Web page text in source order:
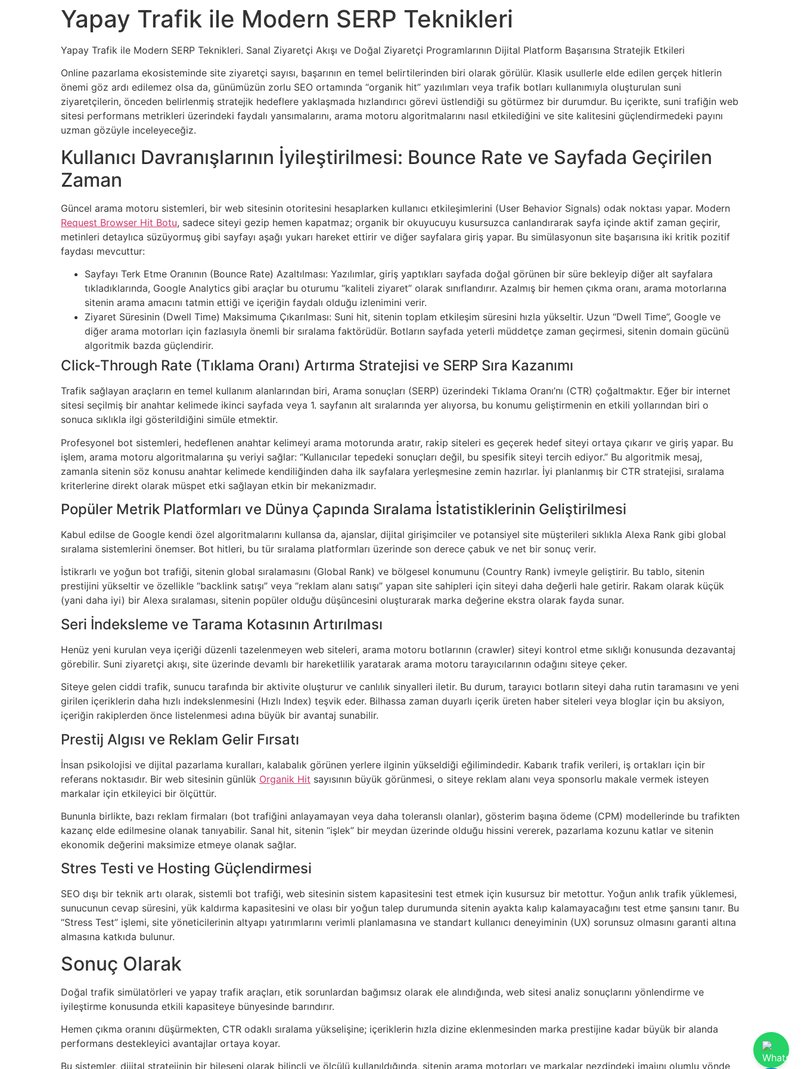
Yapay Trafik ile Modern SERP Teknikleri
Yapay Trafik ile Modern SERP Teknikleri. Sanal Ziyaretçi Akışı ve Doğal Ziyaretçi Programlarının Dijital Platform Başarısına Stratejik Etkileri
Online pazarlama ekosisteminde site ziyaretçi sayısı, başarının en temel belirtilerinden biri olarak görülür. Klasik usullerle elde edilen gerçek hitlerin
önemi göz ardı edilemez olsa da, günümüzün zorlu SEO ortamında “organik hit” yazılımları veya trafik botları kullanımıyla oluşturulan suni
ziyaretçilerin, önceden belirlenmiş stratejik hedeflere yaklaşmada hızlandırıcı görevi üstlendiği su götürmez bir durumdur. Bu içerikte, suni trafiğin web
sitesi performans metrikleri üzerindeki faydalı yansımalarını, arama motoru algoritmalarını nasıl etkilediğini ve site kalitesini güçlendirmedeki payını
uzman gözüyle inceleyeceğiz.
Kullanıcı Davranışlarının İyileştirilmesi: Bounce Rate ve Sayfada Geçirilen
Zaman
Güncel arama motoru sistemleri, bir web sitesinin otoritesini hesaplarken kullanıcı etkileşimlerini (User Behavior Signals) odak noktası yapar. Modern
Request Browser Hit Botu, sadece siteyi gezip hemen kapatmaz; organik bir okuyucuyu kusursuzca canlandırarak sayfa içinde aktif zaman geçirir,
metinleri detaylıca süzüyormuş gibi sayfayı aşağı yukarı hareket ettirir ve diğer sayfalara giriş yapar. Bu simülasyonun site başarısına iki kritik pozitif
faydası mevcuttur:
Sayfayı Terk Etme Oranının (Bounce Rate) Azaltılması: Yazılımlar, giriş yaptıkları sayfada doğal görünen bir süre bekleyip diğer alt sayfalara
tıkladıklarında, Google Analytics gibi araçlar bu oturumu “kaliteli ziyaret” olarak sınıflandırır. Azalmış bir hemen çıkma oranı, arama motorlarına
sitenin arama amacını tatmin ettiği ve içeriğin faydalı olduğu izlenimini verir.
Ziyaret Süresinin (Dwell Time) Maksimuma Çıkarılması: Suni hit, sitenin toplam etkileşim süresini hızla yükseltir. Uzun “Dwell Time”, Google ve
diğer arama motorları için fazlasıyla önemli bir sıralama faktörüdür. Botların sayfada yeterli müddetçe zaman geçirmesi, sitenin domain gücünü
algoritmik bazda güçlendirir.
Click-Through Rate (Tıklama Oranı) Artırma Stratejisi ve SERP Sıra Kazanımı
Trafik sağlayan araçların en temel kullanım alanlarından biri, Arama sonuçları (SERP) üzerindeki Tıklama Oranı’nı (CTR) çoğaltmaktır. Eğer bir internet
sitesi seçilmiş bir anahtar kelimede ikinci sayfada veya 1. sayfanın alt sıralarında yer alıyorsa, bu konumu geliştirmenin en etkili yollarından biri o
sonuca sıklıkla ilgi gösterildiğini simüle etmektir.
Profesyonel bot sistemleri, hedeflenen anahtar kelimeyi arama motorunda aratır, rakip siteleri es geçerek hedef siteyi ortaya çıkarır ve giriş yapar. Bu
işlem, arama motoru algoritmalarına şu veriyi sağlar: “Kullanıcılar tepedeki sonuçları değil, bu spesifik siteyi tercih ediyor.” Bu algoritmik mesaj,
zamanla sitenin söz konusu anahtar kelimede kendiliğinden daha ilk sayfalara yerleşmesine zemin hazırlar. İyi planlanmış bir CTR stratejisi, sıralama
kriterlerine direkt olarak müspet etki sağlayan etkin bir mekanizmadır.
Popüler Metrik Platformları ve Dünya Çapında Sıralama İstatistiklerinin Geliştirilmesi
Kabul edilse de Google kendi özel algoritmalarını kullansa da, ajanslar, dijital girişimciler ve potansiyel site müşterileri sıklıkla Alexa Rank gibi global
sıralama sistemlerini önemser. Bot hitleri, bu tür sıralama platformları üzerinde son derece çabuk ve net bir sonuç verir.
İstikrarlı ve yoğun bot trafiği, sitenin global sıralamasını (Global Rank) ve bölgesel konumunu (Country Rank) ivmeyle geliştirir. Bu tablo, sitenin
prestijini yükseltir ve özellikle “backlink satışı” veya “reklam alanı satışı” yapan site sahipleri için siteyi daha değerli hale getirir. Rakam olarak küçük
(yani daha iyi) bir Alexa sıralaması, sitenin popüler olduğu düşüncesini oluşturarak marka değerine ekstra olarak fayda sunar.
Seri İndeksleme ve Tarama Kotasının Artırılması
Henüz yeni kurulan veya içeriği düzenli tazelenmeyen web siteleri, arama motoru botlarının (crawler) siteyi kontrol etme sıklığı konusunda dezavantaj
görebilir. Suni ziyaretçi akışı, site üzerinde devamlı bir hareketlilik yaratarak arama motoru tarayıcılarının odağını siteye çeker.
Siteye gelen ciddi trafik, sunucu tarafında bir aktivite oluşturur ve canlılık sinyalleri iletir. Bu durum, tarayıcı botların siteyi daha rutin taramasını ve yeni
girilen içeriklerin daha hızlı indekslenmesini (Hızlı Index) teşvik eder. Bilhassa zaman duyarlı içerik üreten haber siteleri veya bloglar için bu aksiyon,
içeriğin rakiplerden önce listelenmesi adına büyük bir avantaj sunabilir.
Prestij Algısı ve Reklam Gelir Fırsatı
İnsan psikolojisi ve dijital pazarlama kuralları, kalabalık görünen yerlere ilginin yükseldiği eğilimindedir. Kabarık trafik verileri, iş ortakları için bir
referans noktasıdır. Bir web sitesinin günlük Organik Hit sayısının büyük görünmesi, o siteye reklam alanı veya sponsorlu makale vermek isteyen
markalar için etkileyici bir ölçüttür.
Bununla birlikte, bazı reklam firmaları (bot trafiğini anlayamayan veya daha toleranslı olanlar), gösterim başına ödeme (CPM) modellerinde bu trafikten
kazanç elde edilmesine olanak tanıyabilir. Sanal hit, sitenin “işlek” bir meydan üzerinde olduğu hissini vererek, pazarlama kozunu katlar ve sitenin
ekonomik değerini maksimize etmeye olanak sağlar.
Stres Testi ve Hosting Güçlendirmesi
SEO dışı bir teknik artı olarak, sistemli bot trafiği, web sitesinin sistem kapasitesini test etmek için kusursuz bir metottur. Yoğun anlık trafik yüklemesi,
sunucunun cevap süresini, yük kaldırma kapasitesini ve olası bir yoğun talep durumunda sitenin ayakta kalıp kalamayacağını test etme şansını tanır. Bu
“Stress Test” işlemi, site yöneticilerinin altyapı yatırımlarını verimli planlamasına ve standart kullanıcı deneyiminin (UX) sorunsuz olmasını garanti altına
almasına katkıda bulunur.
Sonuç Olarak
Doğal trafik simülatörleri ve yapay trafik araçları, etik sorunlardan bağımsız olarak ele alındığında, web sitesi analiz sonuçlarını yönlendirme ve
iyileştirme konusunda etkili kapasiteye bünyesinde barındırır.
Hemen çıkma oranını düşürmekten, CTR odaklı sıralama yükselişine; içeriklerin hızla dizine eklenmesinden marka prestijine kadar büyük bir alanda
performans destekleyici avantajlar ortaya koyar.
Bu sistemler, dijital stratejinin bir bileşeni olarak bilinçli ve ölçülü kullanıldığında, sitenin arama motorları ve markalar nezdindeki imajını olumlu yönde